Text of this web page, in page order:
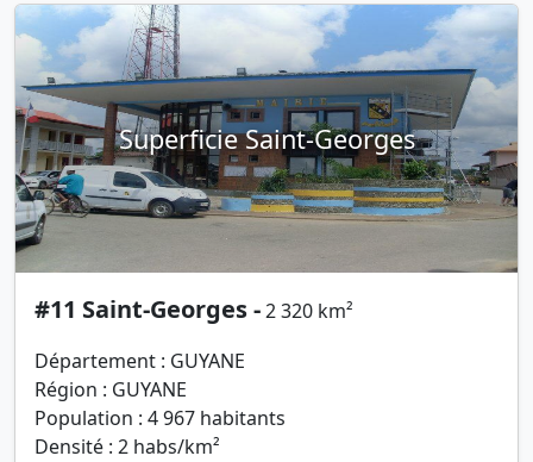
Superficie Saint-Georges
#11 Saint-Georges -2 320 km²
Département : GUYANE
Région : GUYANE
Population : 4 967 habitants
Densité : 2 habs/km²